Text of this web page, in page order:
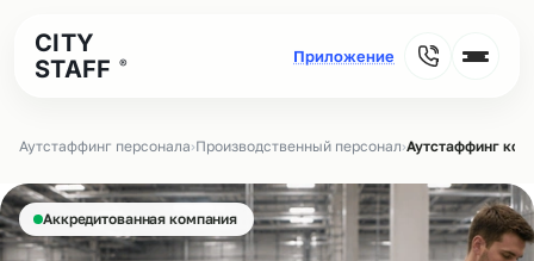
CITY
STAFF
®
Аутстаффинг персонала›Производственный персонал›Аутстаффинг
Аккредитованная компания